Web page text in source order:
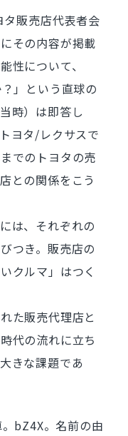
タ販売店代表者会
その内容が掲載
性について、
」という直球の
時）は即答し
ヨタ/レクサスで
でのトヨタの売
との関係をこう
は、それぞれの
つき。販売店の
クルマ」はつく
た販売代理店と
代の流れに立ち
きな課題であ
bZ4X。名前の由